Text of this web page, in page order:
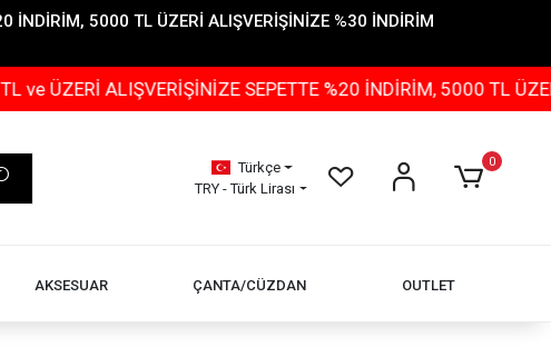
İNDİRİM, 5000 TL ÜZERİ ALIŞVERİŞİNİZE %30 İNDİRİM
SEPETTE %20 İNDİRİM, 5000 TL ÜZERİ
Türkçe
TRY - Türk Lirası
0
AKSESUAR ÇANTA/CÜZDAN OUTLET